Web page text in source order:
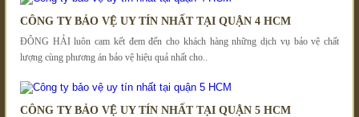
CÔNG TY BẢO VỆ UY TÍN NHẤT TẠI QUẬN 4 HCM
ĐÔNG HẢI luôn cam kết đem đến cho khách hàng những dịch vụ bảo vệ chất
lượng cùng phương án bảo vệ hiệu quả nhất cho..
CÔNG TY BẢO VỆ UY TÍN NHẤT TẠI QUẬN 5 HCM